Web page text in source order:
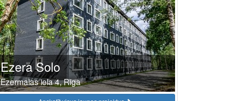
Ezera Solo
Ezermalas iela 4, Rīga